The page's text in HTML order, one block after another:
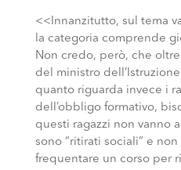
<<Innanzitutto, sul tema
la categoria comprende
Non credo, però, che
del ministro
quanto riguarda invece i
dell’obbligo formativo,
questi ragazzi non vanno
sono “ritirati sociali” e
frequentare un corso per